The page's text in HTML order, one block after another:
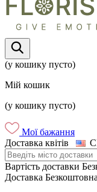
(у кошику пусто)
Мій кошик
(у кошику пусто)
Мої бажання
Доставка квітів
Вартість доставки
Доставка